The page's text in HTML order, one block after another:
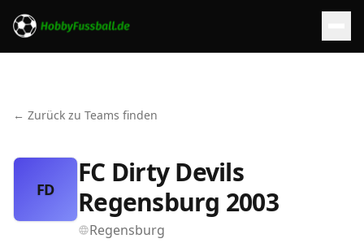
← Zurück zu Teams finden
FD
FC Dirty Devils
Regensburg 2003
Regensburg